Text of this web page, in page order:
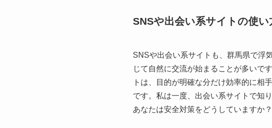
SNSや出会い系サイトの使い
SNSや出会い系サイトも、群馬県で浮
じて自然に交流が始まることが多いで
トは、目的が明確な分だけ効率的に相
です。私は一度、出会い系サイトで知
あなたは安全対策をどうしていますか